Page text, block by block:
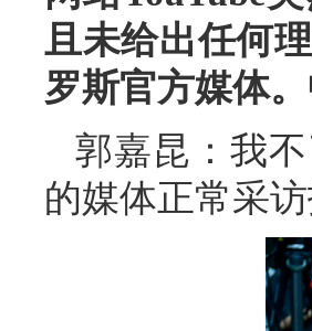
且未给出任何
罗斯官方媒体
郭嘉昆：我
的媒体正常采